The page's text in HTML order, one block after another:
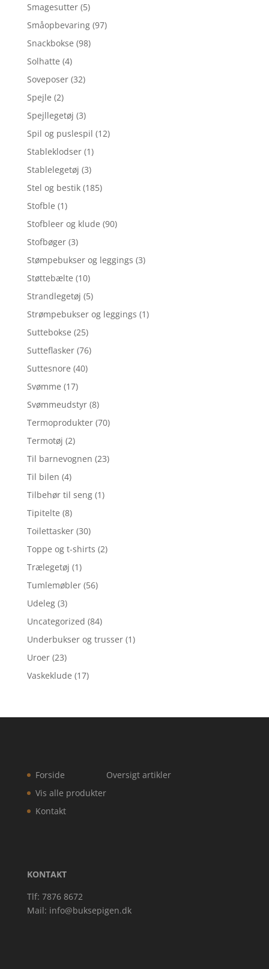
Smagesutter (5)
Småopbevaring (97)
Snackbokse (98)
Solhatte (4)
Soveposer (32)
Spejle (2)
Spejllegetøj (3)
Spil og puslespil (12)
Stableklodser (1)
Stablelegetøj (3)
Stel og bestik (185)
Stofble (1)
Stofbleer og klude (90)
Stofbøger (3)
Stømpebukser og leggings (3)
Støttebælte (10)
Strandlegetøj (5)
Strømpebukser og leggings (1)
Suttebokse (25)
Sutteflasker (76)
Suttesnore (40)
Svømme (17)
Svømmeudstyr (8)
Termoprodukter (70)
Termotøj (2)
Til barnevognen (23)
Til bilen (4)
Tilbehør til seng (1)
Tipitelte (8)
Toilettasker (30)
Toppe og t-shirts (2)
Trælegetøj (1)
Tumlemøbler (56)
Udeleg (3)
Uncategorized (84)
Underbukser og trusser (1)
Uroer (23)
Vaskeklude (17)
Forside
Vis alle produkter
Kontakt
Oversigt artikler
KONTAKT
Tlf: 7876 8672
Mail: info@buksepigen.dk